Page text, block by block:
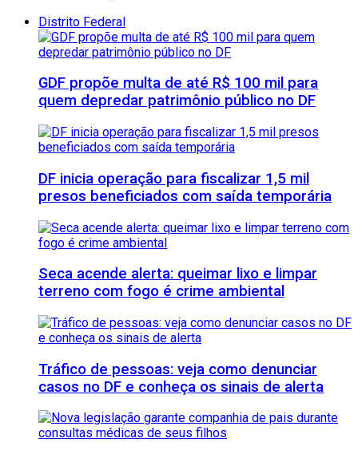
Distrito Federal
GDF propõe multa de até R$ 100 mil para
quem depredar patrimônio público no DF
DF inicia operação para fiscalizar 1,5 mil
presos beneficiados com saída temporária
Seca acende alerta: queimar lixo e limpar
terreno com fogo é crime ambiental
Tráfico de pessoas: veja como denunciar
casos no DF e conheça os sinais de alerta